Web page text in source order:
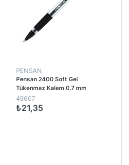
PENSAN
Pensan 2400 Soft Gel
Tükenmez Kalem 0.7 mm
Siyah
49607
₺21,35